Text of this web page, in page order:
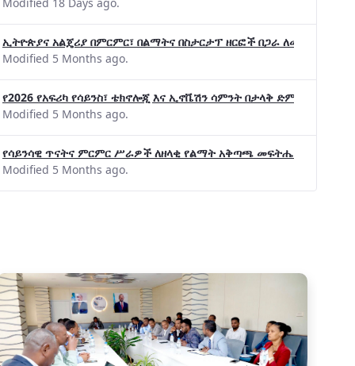
ኢትዮጵያና አልጄሪያ በምርምር፣ በልማትና በስታርታፕ ዘርፎች በጋራ ለመስራት መከሩ፡፡
Modified 5 Months ago.
የ2026 የአፍሪካ የሳይንስ፣ ቴክኖሎጂ እና ኢኖቬሽን ሳምንት በታላቅ ድምቀት
Modified 5 Months ago.
የሳይንሳዊ ጥናትና ምርምር ሥራዎች ለዘላቂ የልማት አቅጣጫ መፍትሔ ጠቋሚ
Modified 5 Months ago.